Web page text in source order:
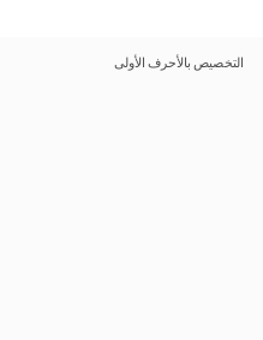
التخصيص بالأحرف الأولى